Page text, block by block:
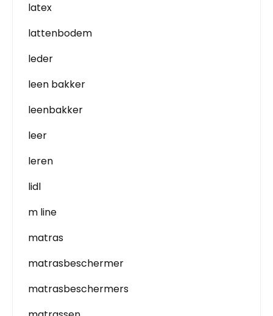
latex
lattenbodem
leder
leen bakker
leenbakker
leer
leren
lidl
m line
matras
matrasbeschermer
matrasbeschermers